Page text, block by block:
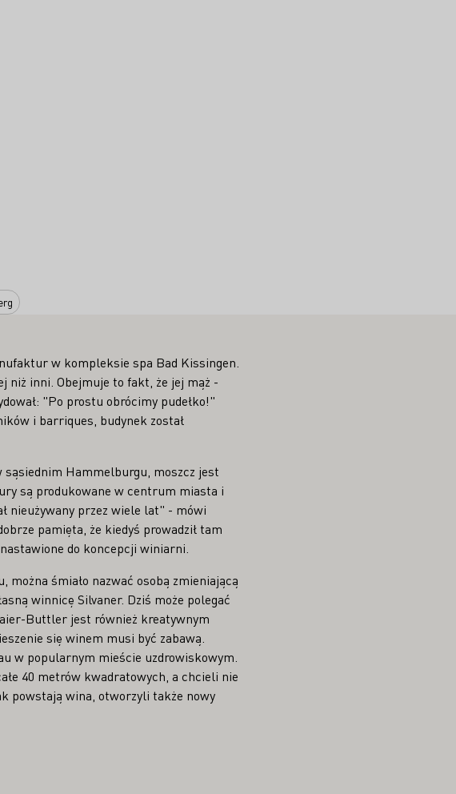
w kompleksie spa Bad Kissingen.
niż inni. Obejmuje to fakt, że jej mąż -
"Po prostu obrócimy pudełko!"
i barriques, budynek został
Hammelburgu, moszcz jest
są produkowane w centrum miasta i
nieużywany przez wiele lat" - mówi
pamięta, że kiedyś prowadził tam
do koncepcji winiarni.
śmiało nazwać osobą zmieniającą
winnicę Silvaner. Dziś może polegać
Buttler jest również kreatywnym
się winem musi być zabawą.
w popularnym mieście uzdrowiskowym.
40 metrów kwadratowych, a chcieli nie
powstają wina, otworzyli także nowy